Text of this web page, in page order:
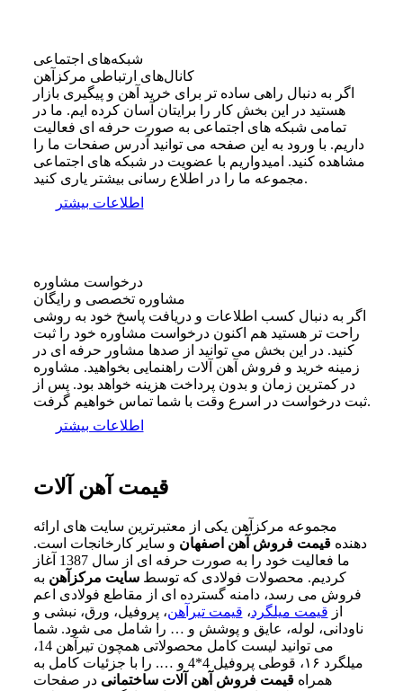
شبکه‌های اجتماعی
کانال‌های ارتباطی مرکزآهن
اگر به دنبال راهی ساده تر برای خرید آهن و پیگیری بازار
هستید در این بخش کار را برایتان آسان کرده ایم. ما در
تمامی شبکه های اجتماعی به صورت حرفه ای فعالیت
داریم. با ورود به این صفحه می توانید آدرس صفحات ما را
مشاهده کنید. امیدواریم با عضویت در شبکه های اجتماعی
مجموعه ما را در اطلاع رسانی بیشتر یاری کنید.
اطلاعات بیشتر
درخواست مشاوره
مشاوره تخصصی و رایگان
اگر به دنبال کسب اطلاعات و دریافت پاسخ خود به روشی
راحت تر هستید هم اکنون درخواست مشاوره خود را ثبت
کنید. در این بخش می توانید از صدها مشاور حرفه ای در
زمینه خرید و فروش آهن آلات راهنمایی بخواهید. مشاوره
در کمترین زمان و بدون پرداخت هزینه خواهد بود. پس از
ثبت درخواست در اسرع وقت با شما تماس خواهیم گرفت.
اطلاعات بیشتر
قیمت آهن آلات
مجموعه مرکزآهن یکی از معتبرترین سایت‌ های ارائه
دهندهقیمت فروش آهن اصفهان و سایر کارخانجات است.
ما فعالیت خود را به صورت حرفه‌ ای از سال 1387 آغاز
کردیم. محصولات فولادی که توسطسایت مرکزآهن به
فروش می‌ رسد، دامنه گسترده‌ ای از مقاطع فولادی اعم
از قیمت میلگرد، قیمت تیرآهن، پروفیل، ورق، نبشی و
ناودانی، لوله، عایق و پوشش و … را شامل می‌ شود. شما
می‌ توانید لیست کامل محصولاتی همچون تیرآهن 14،
میلگرد ۱۶، قوطی پروفیل 4*4 و …. را با جزئیات کامل به
همراهقیمت فروش آهن آلات ساختمانی در صفحات